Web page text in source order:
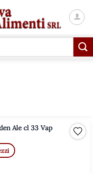
Ale cl 33 Vap